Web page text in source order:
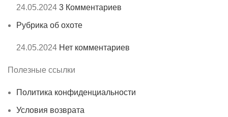
24.05.2024 3 Комментариев
Рубрика об охоте
24.05.2024 Нет комментариев
Полезные ссылки
Политика конфиденциальности
Условия возврата